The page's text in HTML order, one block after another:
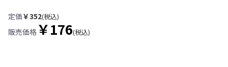
定価￥352(税込)
販売価格 ￥176(税込)